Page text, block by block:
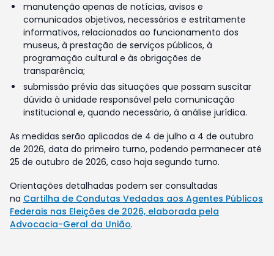
manutenção apenas de notícias, avisos e
comunicados objetivos, necessários e estritamente
informativos, relacionados ao funcionamento dos
museus, à prestação de serviços públicos, à
programação cultural e às obrigações de
transparência;
submissão prévia das situações que possam suscitar
dúvida à unidade responsável pela comunicação
institucional e, quando necessário, à análise jurídica.
As medidas serão aplicadas de 4 de julho a 4 de outubro
de 2026, data do primeiro turno, podendo permanecer até
25 de outubro de 2026, caso haja segundo turno.
Orientações detalhadas podem ser consultadas
na Cartilha de Condutas Vedadas aos Agentes Públicos
Federais nas Eleições de 2026, elaborada pela
Advocacia-Geral da União.